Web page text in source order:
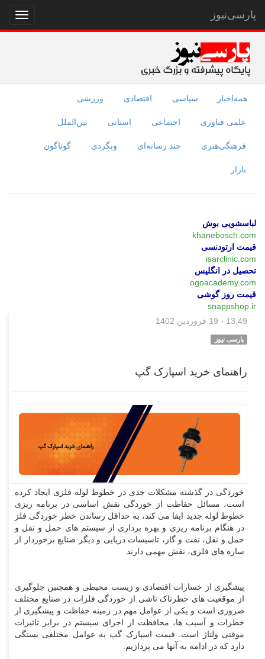
نمایش
منو
پارسی‌نیوز
همه‌اخبار سیاسی اقتصادی ورزشی
علمی فناوری اجتماعی استانی بین‌الملل
فرهنگی‌هنری چند رسانه‌ای وبگردی گوناگون
بازار
لباسشویی بوش
khanebosch.com
قیمت ارتودنسی
isarclinic.com
تحصیل در انگلیس
ogoacademy.com
قیمت روز گوشی
snappshop.ir
13:49 - 19 فروردین 1402
پارسی نیوز
راهنمای خرید اسپارک گپ
خوردگی در گذشته مشکلات جدی در خطوط لوله فلزی ایجاد کرده
است، مسائل حفاظت از خوردگی نقش اساسی در برنامه ریزی
خطوط لوله جدید ایفا می کند، به حداقل رساندن خطر خوردگی فلز
در هنگام برنامه ریزی و بهره برداری از سیستم های حمل و نقل و
حمل و نقل، نفت و گاز، تاسیسات دریایی و دیگر صنایع برخوردار از
سازه های فلزی، نقش مهمی دارند.
پیشگیری از خسارات اقتصادی و زیست محیطی و همچنین جلوگیری
از موقعیت های خطرناک ناشی از خوردگی فلزات در صنایع مختلف
ضروری است و یکی از عوامل مهم در زمینه حفاظت و پیشگیری از
خطرات و آسیب ها، محافظت از اجزای سیستم در برابر تاثیرات
موقتی ولتاژ است. قیمت اسپارک گپ به عوامل مختلفی بستگی
دارد که در ادامه به آنها می پردازیم.